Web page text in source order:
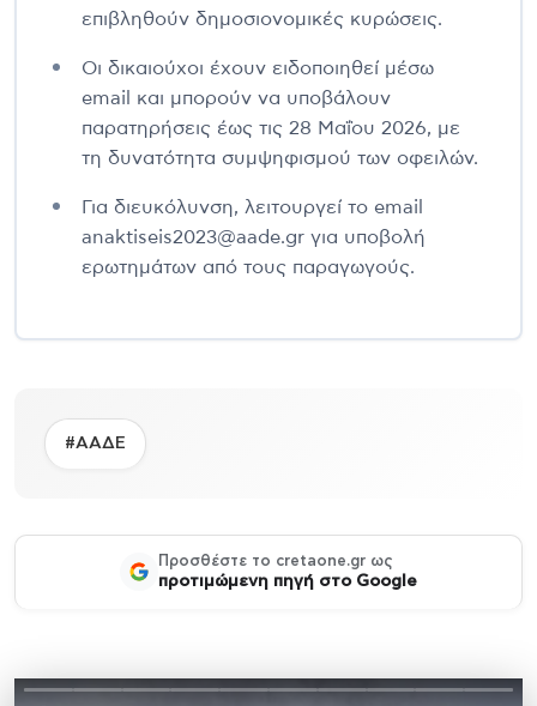
επιβληθούν δημοσιονομικές κυρώσεις.
Οι δικαιούχοι έχουν ειδοποιηθεί μέσω
email και μπορούν να υποβάλουν
παρατηρήσεις έως τις 28 Μαΐου 2026, με
τη δυνατότητα συμψηφισμού των οφειλών.
Για διευκόλυνση, λειτουργεί το email
anaktiseis2023@aade.gr για υποβολή
ερωτημάτων από τους παραγωγούς.
#ΑΑΔΕ
Προσθέστε το cretaone.gr ως
προτιμώμενη πηγή στο Google